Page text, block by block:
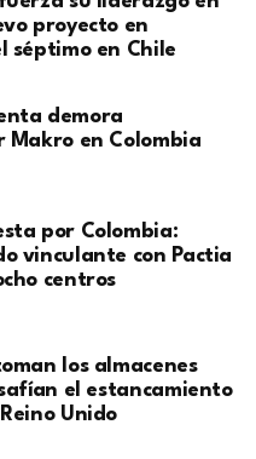
proyecto en
séptimo en Chile
demora
en Colombia
por Colombia:
vinculante con Pactia
centros
los almacenes
el estancamiento
Unido